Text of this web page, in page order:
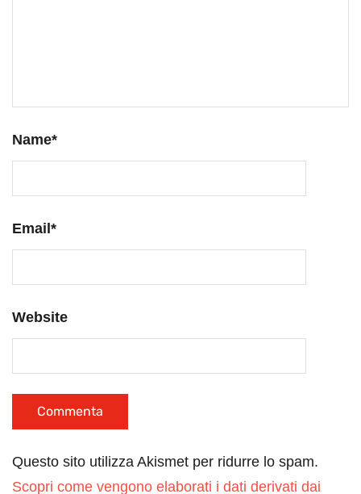
Name*
Email*
Website
Questo sito utilizza Akismet per ridurre lo spam.
Scopri come vengono elaborati i dati derivati dai